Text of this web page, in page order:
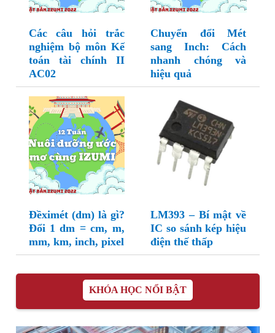
Các câu hỏi trắc
nghiệm bộ môn Kế
toán tài chính II
AC02
Chuyển đổi Mét
sang Inch: Cách
nhanh chóng và
hiệu quả
Đềximét (dm) là gì?
Đổi 1 dm = cm, m,
mm, km, inch, pixel
LM393 – Bí mật về
IC so sánh kép hiệu
điện thế thấp
KHÓA HỌC NỔI BẬT